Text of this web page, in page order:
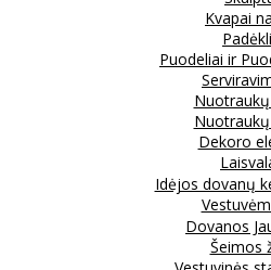
Kvapai
Puodeliai ir
Dekoro
Idėjos dovanų
Dovanos
Šeimos